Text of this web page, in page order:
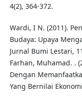
4(2), 364-372.
Wardi, I N. (2011).
Budaya: Upaya
Jurnal Bumi Lestari,
Farhan, Muhamad. .
Dengan
Yang Bernilai